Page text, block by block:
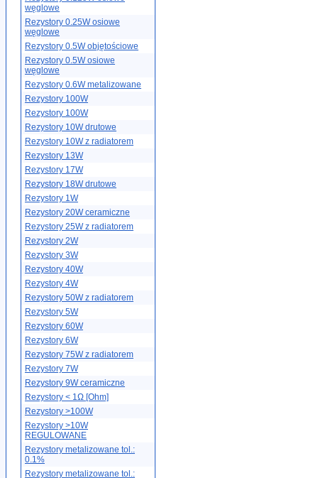
węglowe
Rezystory 0.25W osiowe
węglowe
Rezystory 0.5W objętościowe
Rezystory 0.5W osiowe
węglowe
Rezystory 0.6W metalizowane
Rezystory 100W
Rezystory 100W
Rezystory 10W drutowe
Rezystory 10W z radiatorem
Rezystory 13W
Rezystory 17W
Rezystory 18W drutowe
Rezystory 1W
Rezystory 20W ceramiczne
Rezystory 25W z radiatorem
Rezystory 2W
Rezystory 3W
Rezystory 40W
Rezystory 4W
Rezystory 50W z radiatorem
Rezystory 5W
Rezystory 60W
Rezystory 6W
Rezystory 75W z radiatorem
Rezystory 7W
Rezystory 9W ceramiczne
Rezystory < 1Ω [Ohm]
Rezystory >100W
Rezystory >10W
REGULOWANE
Rezystory metalizowane tol.:
0.1%
Rezystory metalizowane tol.: